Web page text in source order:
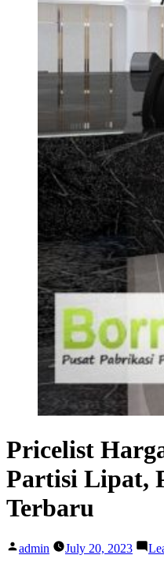
Pricelist
Partisi Lipat,
Terbaru
Posted
admin July 20, 2023